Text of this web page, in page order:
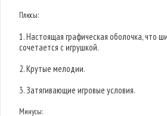
Плюсы:
1. Настоящая графическая оболочка, что
сочетается с игрушкой.
2. Крутые мелодии.
3. Затягивающие игровые условия.
Минусы: